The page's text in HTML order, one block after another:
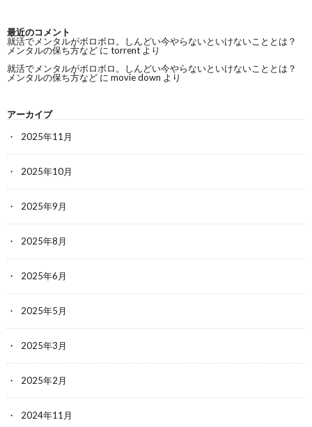
最近のコメント
就活でメンタルがボロボロ。しんどい今やらないといけないこととは？
メンタルの保ち方など に torrent より
就活でメンタルがボロボロ。しんどい今やらないといけないこととは？
メンタルの保ち方など に movie down より
アーカイブ
2025年11月
2025年10月
2025年9月
2025年8月
2025年6月
2025年5月
2025年3月
2025年2月
2024年11月